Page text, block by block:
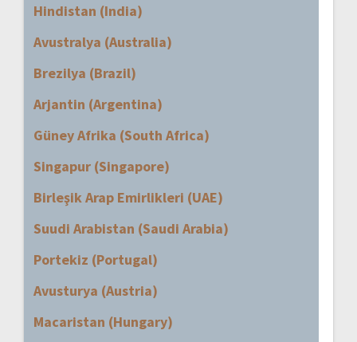
Hindistan (India)
Avustralya (Australia)
Brezilya (Brazil)
Arjantin (Argentina)
Güney Afrika (South Africa)
Singapur (Singapore)
Birleşik Arap Emirlikleri (UAE)
Suudi Arabistan (Saudi Arabia)
Portekiz (Portugal)
Avusturya (Austria)
Macaristan (Hungary)